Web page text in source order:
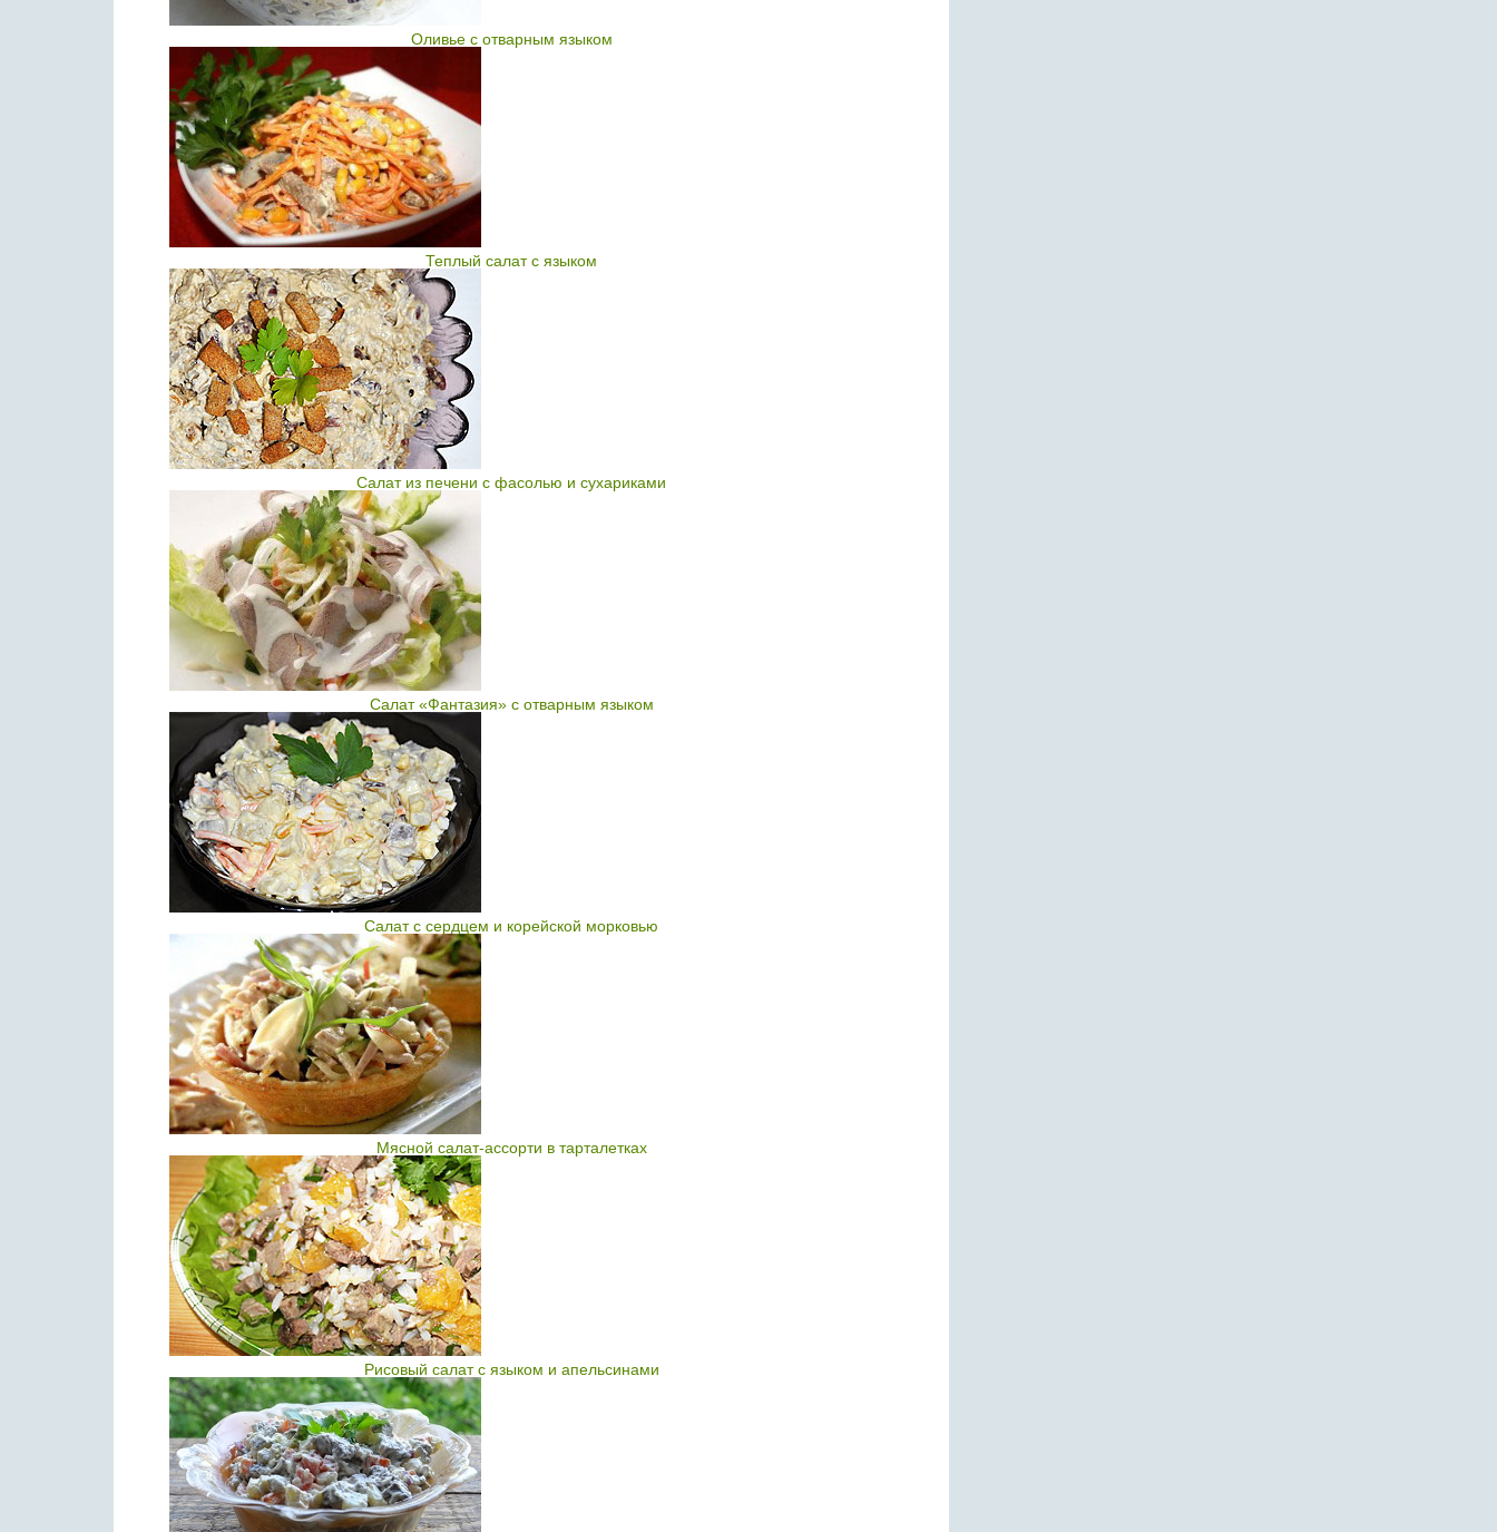
Оливье с отварным языком
Теплый салат с языком
Салат из печени с фасолью и сухариками
Салат «Фантазия» с отварным языком
Салат с сердцем и корейской морковью
Мясной салат-ассорти в тарталетках
Рисовый салат с языком и апельсинами